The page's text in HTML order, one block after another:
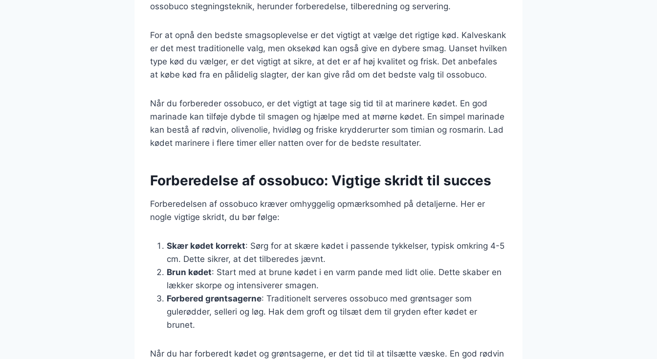
ossobuco stegningsteknik, herunder forberedelse, tilberedning og servering.
For at opnå den bedste smagsoplevelse er det vigtigt at vælge det rigtige kød. Kalveskank
er det mest traditionelle valg, men oksekød kan også give en dybere smag. Uanset hvilken
type kød du vælger, er det vigtigt at sikre, at det er af høj kvalitet og frisk. Det anbefales
at købe kød fra en pålidelig slagter, der kan give råd om det bedste valg til ossobuco.
Når du forbereder ossobuco, er det vigtigt at tage sig tid til at marinere kødet. En god
marinade kan tilføje dybde til smagen og hjælpe med at mørne kødet. En simpel marinade
kan bestå af rødvin, olivenolie, hvidløg og friske krydderurter som timian og rosmarin. Lad
kødet marinere i flere timer eller natten over for de bedste resultater.
Forberedelse af ossobuco: Vigtige skridt til succes
Forberedelsen af ossobuco kræver omhyggelig opmærksomhed på detaljerne. Her er
nogle vigtige skridt, du bør følge:
Skær kødet korrekt: Sørg for at skære kødet i passende tykkelser, typisk omkring 4-5
cm. Dette sikrer, at det tilberedes jævnt.
Brun kødet: Start med at brune kødet i en varm pande med lidt olie. Dette skaber en
lækker skorpe og intensiverer smagen.
Forbered grøntsagerne: Traditionelt serveres ossobuco med grøntsager som
gulerødder, selleri og løg. Hak dem groft og tilsæt dem til gryden efter kødet er
brunet.
Når du har forberedt kødet og grøntsagerne, er det tid til at tilsætte væske. En god rødvin